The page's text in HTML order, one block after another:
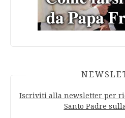
Iscriviti alla newsletter per
Santo Padre